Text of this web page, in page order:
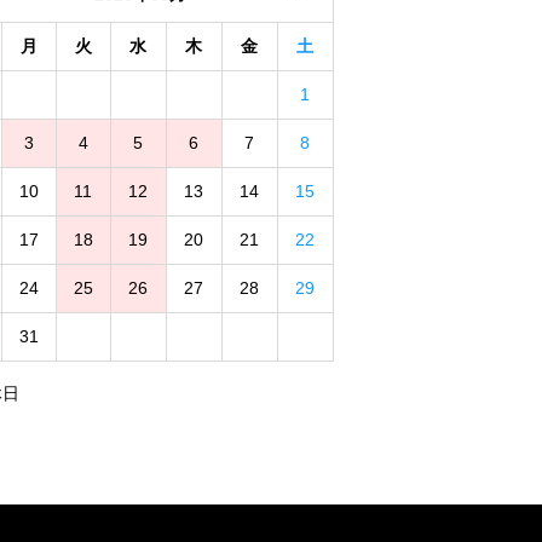
月 火 水 木 金 土
1
3 4 5 6 7 8
10 11 12 13 14 15
17 18 19 20 21 22
24 25 26 27 28 29
31